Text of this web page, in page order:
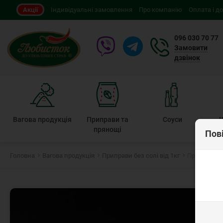
Акції Індивідуальні замовлення Про компанію Оплата і
096 030 70 77
Замовити
дзвінок
Вагова продукція
Приправи та
прянощі
Соуси